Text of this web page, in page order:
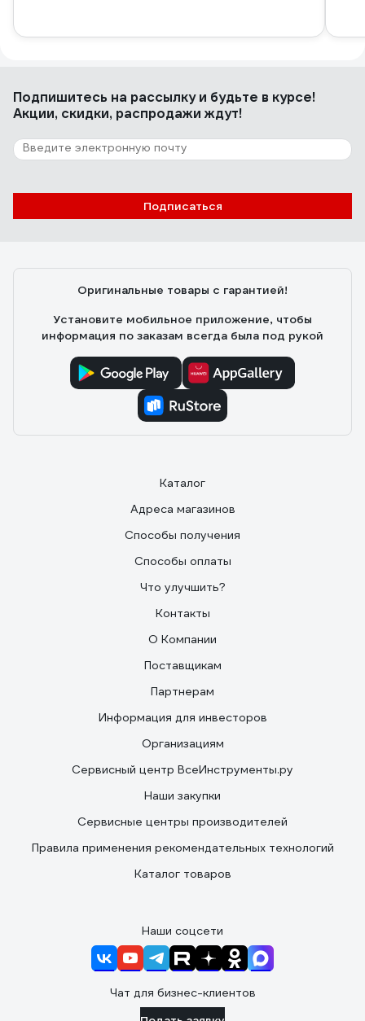
Подпишитесь на рассылкуи будьте в курсе!
Акции, скидки, распродажи ждут!
Подписаться
Оригинальные товары с гарантией!
Установите мобильное приложение, чтобы
информация по заказам всегда была под рукой
Каталог
Адреса магазинов
Способы получения
Способы оплаты
Что улучшить?
Контакты
О Компании
Поставщикам
Партнерам
Информация для инвесторов
Организациям
Сервисный центр ВсеИнструменты.ру
Наши закупки
Сервисные центры производителей
Правила применения рекомендательных технологий
Каталог товаров
Наши соцсети
Чат для бизнес-клиентов